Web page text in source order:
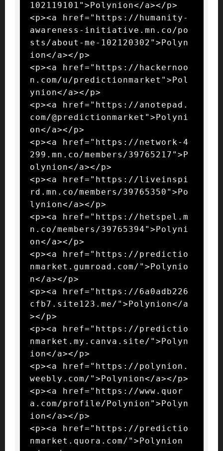
102119101">Polynion</a></p>
<p><a href="https://humanity-
awareness-initiative.mn.co/po
sts/about-me-102120302">Polyn
ion</a></p>
<p><a href="https://hackernoo
n.com/u/predictionmarket">Pol
ynion</a></p>
<p><a href="https://anotepad.
com/@predictionmarket">Polyni
on</a></p>
<p><a href="https://network-4
299.mn.co/members/39765217">P
olynion</a></p>
<p><a href="https://liveinspi
rd.mn.co/members/39765350">Po
lynion</a></p>
<p><a href="https://hetspel.m
n.co/members/39765394">Polyni
on</a></p>
<p><a href="https://predictio
nmarket.gumroad.com/">Polynio
n</a></p>
<p><a href="https://6a0adb226
cfb7.site123.me/">Polynion</a
></p>
<p><a href="https://predictio
nmarket.my.canva.site/">Polyn
ion</a></p>
<p><a href="https://polynion.
weebly.com/">Polynion</a></p>
<p><a href="https://www.quor
a.com/profile/Polynion">Polyn
ion</a></p>
<p><a href="https://predictio
nmarket.quora.com/">Polynion